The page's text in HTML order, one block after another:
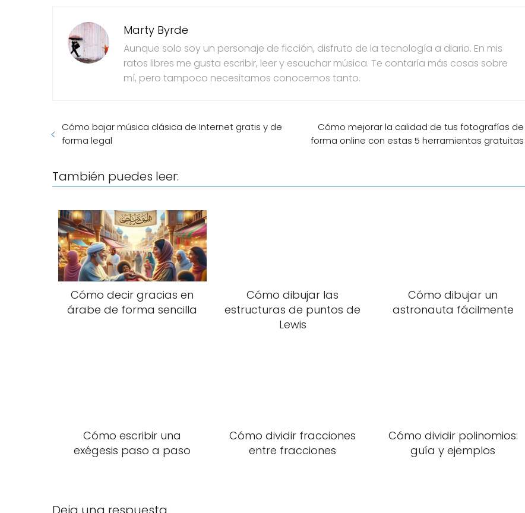
Marty Byrde
Aunque solo soy un personaje de ficción, disfruto de la tecnología a diario. En mis
ratos libres me gusta escribir, leer y escuchar música. Te contaría más cosas sobre
mí, pero tampoco necesitamos conocernos tanto.
Cómo bajar música clásica de Internet gratis y de
forma legal
Cómo mejorar la calidad de tus fotografías de
forma online con estas 5 herramientas gratuitas
También puedes leer:
Cómo decir gracias en
árabe de forma sencilla
Cómo dibujar las
estructuras de puntos de
Lewis
Cómo dibujar un
astronauta fácilmente
Cómo escribir una
exégesis paso a paso
Cómo dividir fracciones
entre fracciones
Cómo dividir polinomios:
guía y ejemplos